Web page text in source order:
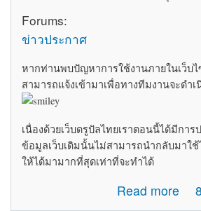
Forums:
ข่าวประกาศ
หากท่านพบปัญหาการใช้งานภายในเว็บ
สามารถแจ้งเข้ามาเพื่อทางทีมงานจะดำ
เนื่องด้วยเว็บดรูปัลไทยเราตอนนี้ได้มีการ
ข้อมูลเว็บเดิมนั้นไม่สามารถนำกลับมาใช้
ให้ได้มามากที่สุดเท่าที่จะทำได้
Read more
about แจ้งปัญหาการใช้งานภายในเ